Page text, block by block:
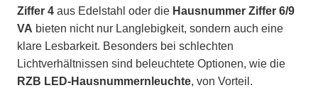
Ziffer 4 aus Edelstahl oder die Hausnummer Ziffer 6/9
VA bieten nicht nur Langlebigkeit, sondern auch eine
klare Lesbarkeit. Besonders bei schlechten
Lichtverhältnissen sind beleuchtete Optionen, wie die
RZB LED-Hausnummernleuchte, von Vorteil.